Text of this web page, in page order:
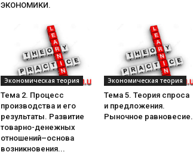
ЭКОНОМИКИ.
Экономическая теория
Тема 2. Процесс
производства и его
результаты. Развитие
товарно-денежных
отношений–основа
возникновения...
Экономическая теория
Тема 5. Теория спроса
и предложения.
Рыночное равновесие.